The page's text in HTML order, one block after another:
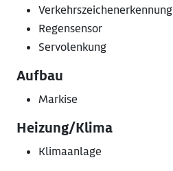
Verkehrszeichenerkennung
Regensensor
Servolenkung
Aufbau
Markise
Heizung/Klima
Klimaanlage